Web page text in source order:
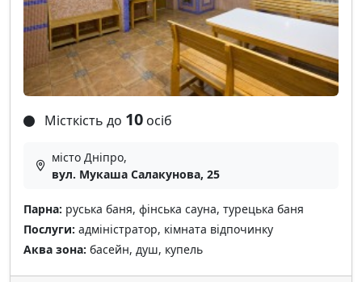
Місткість до 10 осіб
місто Дніпро,
вул. Мукаша Салакунова, 25
Парна: руська баня, фінська сауна, турецька баня
Послуги: адміністратор, кімната відпочинку
Аква зона: басейн, душ, купель